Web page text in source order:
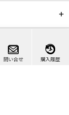
問い合せ 購入履歴